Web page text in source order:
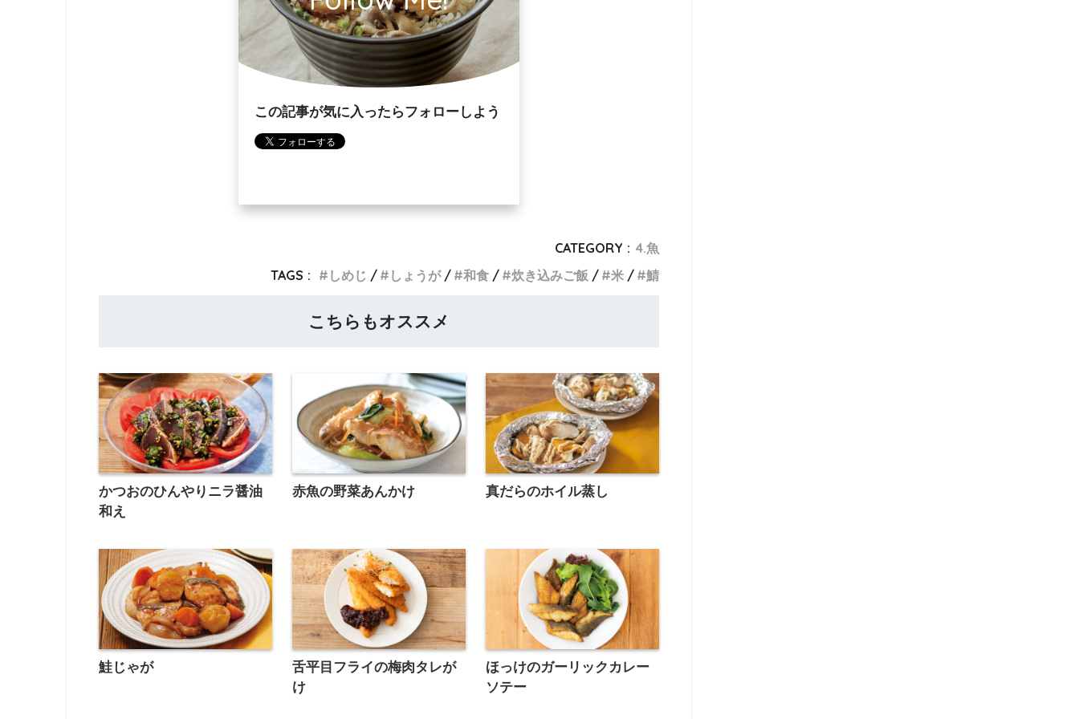
この記事が気に入ったらフォローしよう
CATEGORY : 4.魚
TAGS :
しめじ しょうが 和食 炊き込みご飯 米 鯖
こちらもオススメ
かつおのひんやりニラ醤油
和え
赤魚の野菜あんかけ 真だらのホイル蒸し
鮭じゃが
舌平目フライの梅肉タレが
け
ほっけのガーリックカレー
ソテー